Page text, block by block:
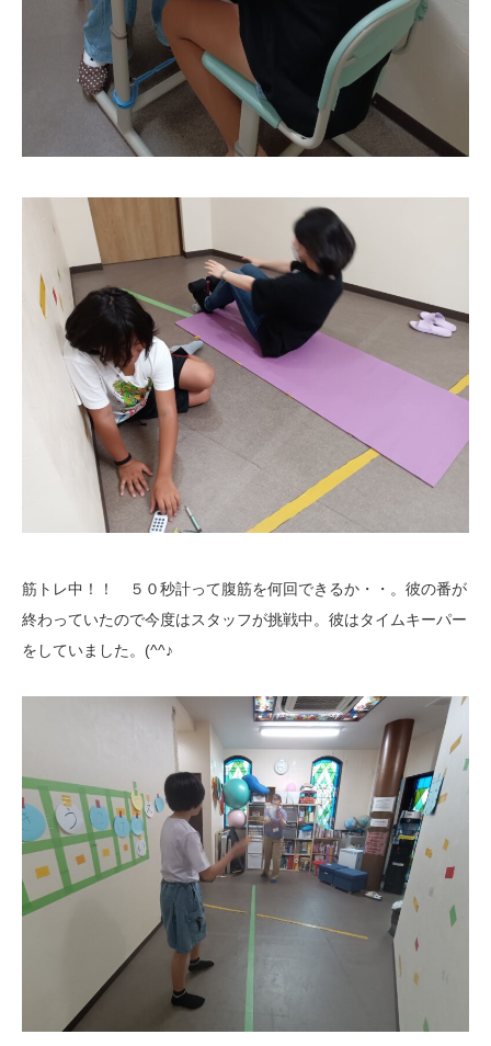
筋トレ中！！ ５０秒計って腹筋を何回できるか・・。彼の番が
終わっていたので今度はスタッフが挑戦中。彼はタイムキーパー
をしていました。(^^♪